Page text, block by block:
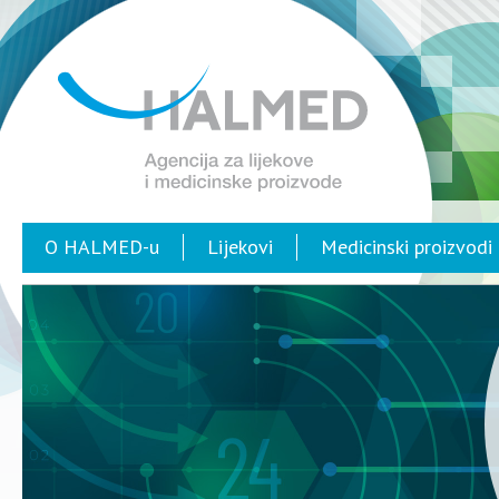
O HALMED-u Lijekovi Medicinski proizvodi